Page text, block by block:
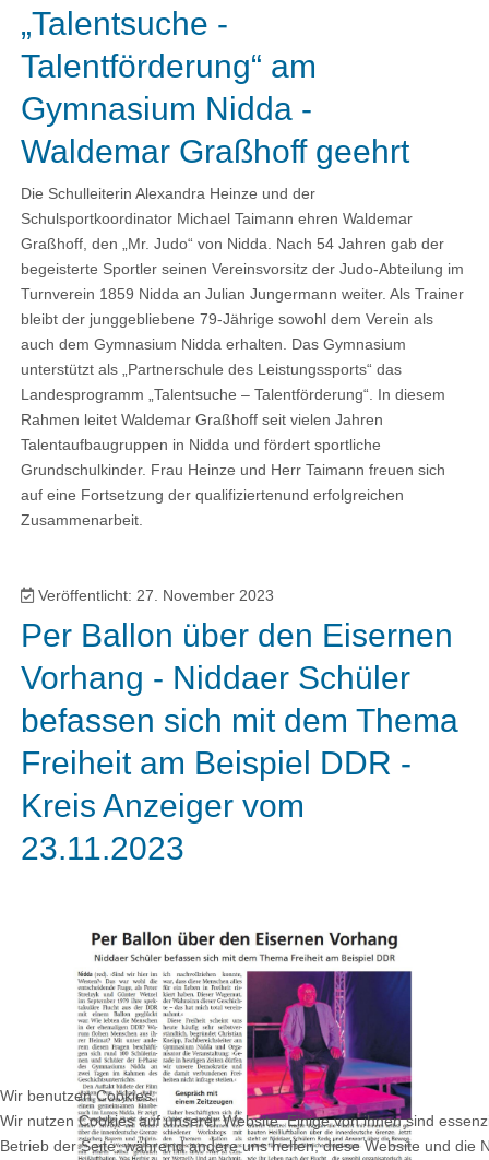
„Talentsuche -
Talentförderung“ am
Gymnasium Nidda -
Waldemar Graßhoff geehrt
Die Schulleiterin Alexandra Heinze und der
Schulsportkoordinator Michael Taimann ehren Waldemar
Graßhoff, den „Mr. Judo“ von Nidda. Nach 54 Jahren gab der
begeisterte Sportler seinen Vereinsvorsitz der Judo-Abteilung im
Turnverein 1859 Nidda an Julian Jungermann weiter. Als Trainer
bleibt der junggebliebene 79-Jährige sowohl dem Verein als
auch dem Gymnasium Nidda erhalten. Das Gymnasium
unterstützt als „Partnerschule des Leistungssports“ das
Landesprogramm „Talentsuche – Talentförderung“. In diesem
Rahmen leitet Waldemar Graßhoff seit vielen Jahren
Talentaufbaugruppen in Nidda und fördert sportliche
Grundschulkinder. Frau Heinze und Herr Taimann freuen sich
auf eine Fortsetzung der qualifiziertenund erfolgreichen
Zusammenarbeit.
Veröffentlicht: 27. November 2023
Per Ballon über den Eisernen
Vorhang - Niddaer Schüler
befassen sich mit dem Thema
Freiheit am Beispiel DDR -
Kreis Anzeiger vom
23.11.2023
Wir benutzen Cookies
Wir nutzen Cookies auf unserer Website. Einige von ihnen sind
Betrieb der Seite, während andere uns helfen, diese Website und die